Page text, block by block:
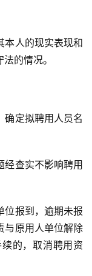
本人的现实表现和
的情况。
确定拟聘用人员名
经查实不影响聘用
位报到，逾期未报
与原用人单位解除
的，取消聘用资